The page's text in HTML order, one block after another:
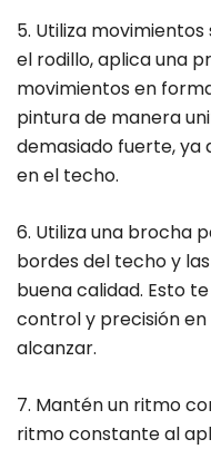
5. Utiliza
el rodillo, aplica una
movimientos en
pintura de manera
demasiado fuerte, ya
en el techo.
6. Utiliza una brocha
bordes del techo y
buena calidad. Esto
control y precisión
alcanzar.
7. Mantén un ritmo
ritmo constante al